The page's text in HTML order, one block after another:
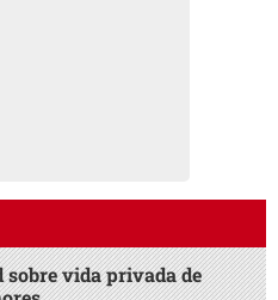
sobre vida privada de